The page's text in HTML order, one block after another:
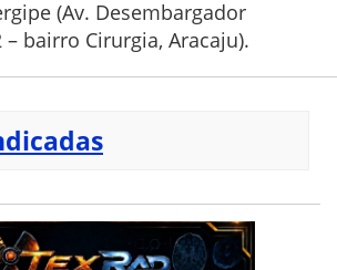
(Av. Desembargador
bairro Cirurgia, Aracaju).